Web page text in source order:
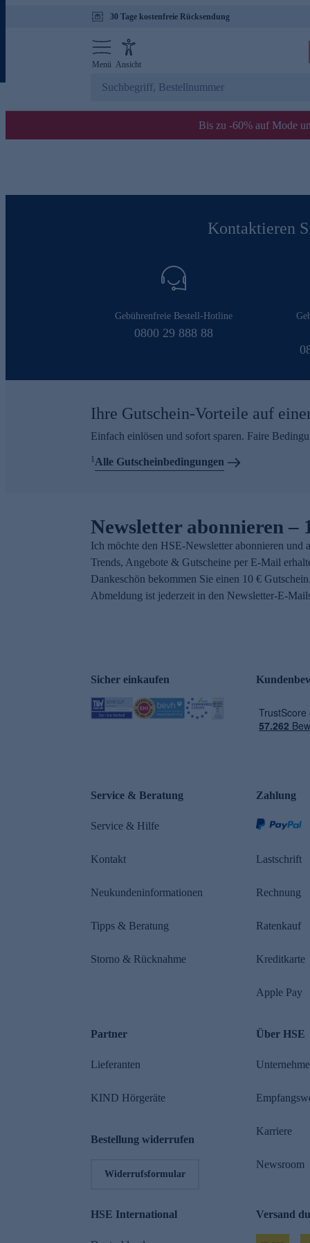
30 Tage kostenfreie Rücksendung
Menü Ansicht
Bis zu -60% auf Mode
Kontaktieren
Gebührenfreie Bestell-Hotline
0800 29 888 88
Ihre Gutschein-Vorteile auf
Einfach einlösen und sofort sparen. Faire
1Alle Gutscheinbedingungen
Newsletter abonnieren –
Ich möchte den HSE-Newsletter abonnieren und
Trends, Angebote & Gutscheine per E-Mail
Dankeschön bekommen Sie einen 10 €
Abmeldung ist jederzeit in den Newsletter-E-
Sicher einkaufen
Service & Beratung
Service & Hilfe
Kontakt
Neukundeninformationen
Tipps & Beratung
Storno & Rücknahme
Zahlung
Lastschrift
Rechnung
Ratenkauf
Kreditkarte
Apple Pay
Partner
Lieferanten
KIND Hörgeräte
Bestellung widerrufen
Widerrufsformular
Über HSE
Karriere
Newsroom
HSE International Versand